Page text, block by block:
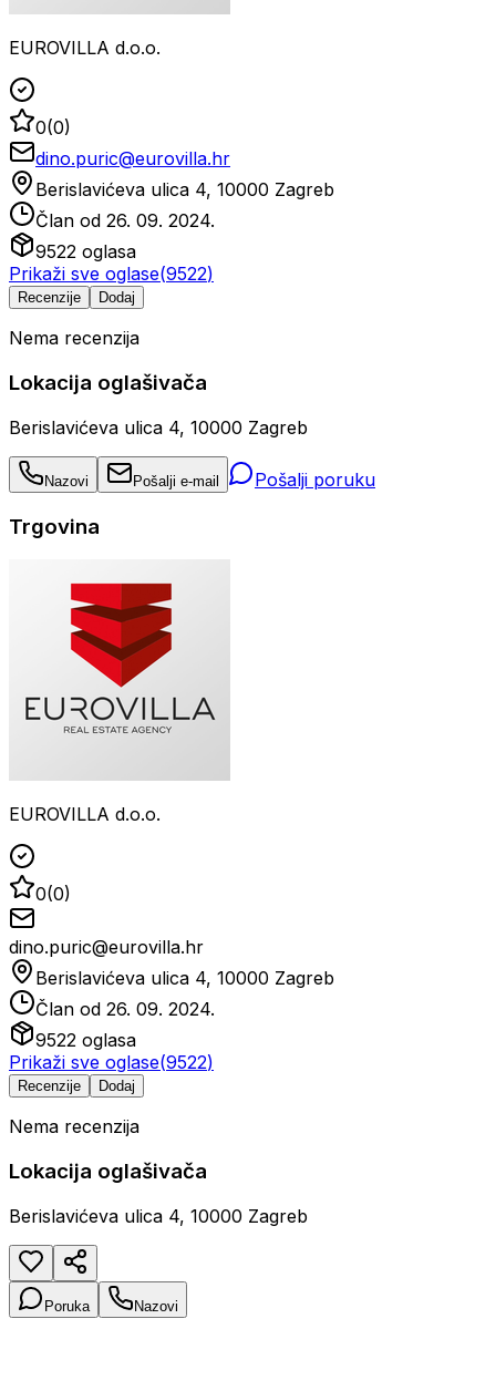
EUROVILLA d.o.o.
0(0)
dino.puric@eurovilla.hr
Berislavićeva ulica 4, 10000 Zagreb
Član od 26. 09. 2024.
9522 oglasa
Prikaži sve oglase(9522)
Recenzije Dodaj
Nema recenzija
Lokacija oglašivača
Berislavićeva ulica 4, 10000 Zagreb
Nazovi Pošalji e-mail Pošalji poruku
Trgovina
EUROVILLA d.o.o.
0(0)
dino.puric@eurovilla.hr
Berislavićeva ulica 4, 10000 Zagreb
Član od 26. 09. 2024.
9522 oglasa
Prikaži sve oglase(9522)
Recenzije Dodaj
Nema recenzija
Lokacija oglašivača
Berislavićeva ulica 4, 10000 Zagreb
Poruka Nazovi